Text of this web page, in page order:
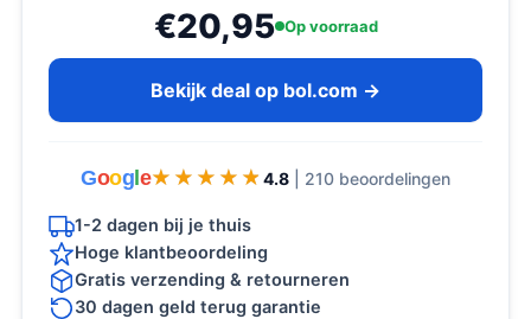
€20,95 Op voorraad
Bekijk deal op bol.com →
Goog e★★★★★
★★★★★ 4.8 | 210 beoordelingen
1-2 dagen bij je thuis
Hoge klantbeoordeling
Gratis verzending & retourneren
30 dagen geld terug garantie